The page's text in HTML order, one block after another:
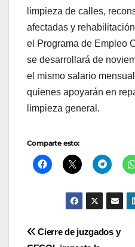
limpieza de calles,
afectadas y
el Programa de Empleo
se desarrollará de
el mismo salario
quienes apoyarán en
limpieza general.
Comparte esto:
Navegación
Cierre de juzgados y